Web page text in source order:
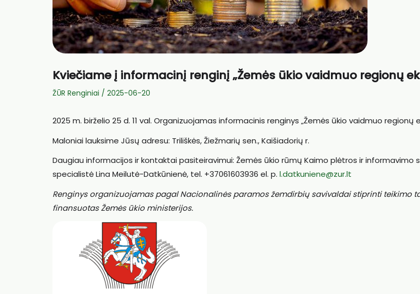
Kviečiame į informacinį renginį „Žemės ūkio vaidmuo regionų
ŽŪR Renginiai / 2025-06-20
2025 m. birželio 25 d. 11 val. Organizuojamas informacinis renginys „Žemės ūkio vaidmuo regionų
Maloniai lauksime Jūsų adresu: Triliškės, Žiežmarių sen., Kaišiadorių r.
Daugiau informacijos ir kontaktai pasiteiravimui: Žemės ūkio rūmų Kaimo plėtros ir informavimo
specialistė Lina Meilutė-Datkūnienė, tel. +37061603936 el. p. l.datkuniene@zur.lt
Renginys organizuojamas pagal Nacionalinės paramos žemdirbių savivaldai stiprinti teikimo
finansuotas Žemės ūkio ministerijos.